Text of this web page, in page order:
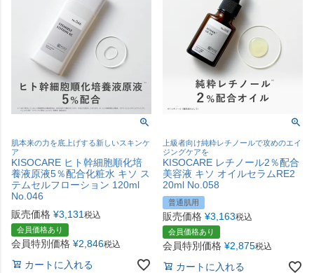
肌本来の力を底上げする新しいスキンケ
ア
KISOCARE ヒト幹細胞順化培
養液原液5％配合化粧水 キソ ス
テムセルフローション 120ml
No.046
販売価格 ¥3,131 税込
会員価格あり
会員特別価格 ¥2,846税込
カートに入れる
上級者向け純粋レチノールで攻めのエイ
ジングケアを
KISOCARE レチノール2％配合
美容液 キソ オイルセラムRE2
20ml No.058
普通肌用
販売価格 ¥3,163税込
会員価格あり
会員特別価格 ¥2,875税込
カートに入れる